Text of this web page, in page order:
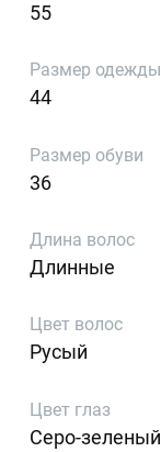
55
Размер одежды
44
Размер обуви
36
Длина волос
Длинные
Цвет волос
Русый
Цвет глаз
Серо-зеленый